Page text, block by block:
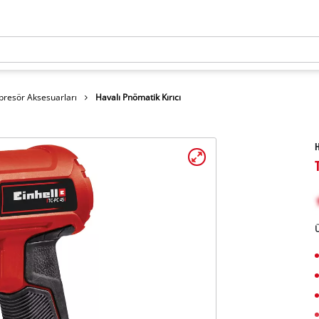
Aksesuarları Havalı Pnömatik Kırıcı